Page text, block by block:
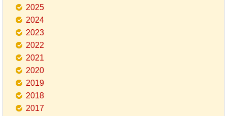
2025
2024
2023
2022
2021
2020
2019
2018
2017